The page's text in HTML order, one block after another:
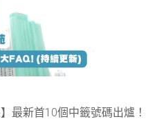
最新首10個中籤號碼出爐！